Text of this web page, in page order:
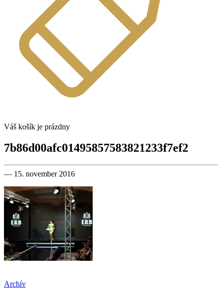
Váš košík je prázdny
7b86d00afc01495857583821233f7ef2
— 15. november 2016
Archív